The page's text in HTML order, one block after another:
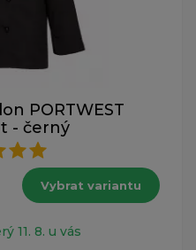
PORTWEST
- černý
Vybrat variantu
11. 8. u vás